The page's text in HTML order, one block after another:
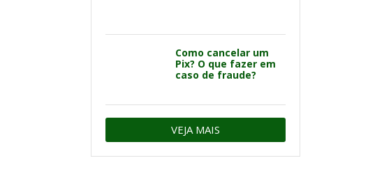
Como cancelar um
Pix? O que fazer em
caso de fraude?
VEJA MAIS